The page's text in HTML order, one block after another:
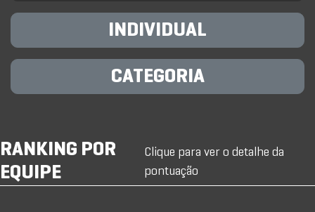
INDIVIDUAL
CATEGORIA
RANKING POR
EQUIPE
Clique para ver o detalhe da
pontuação